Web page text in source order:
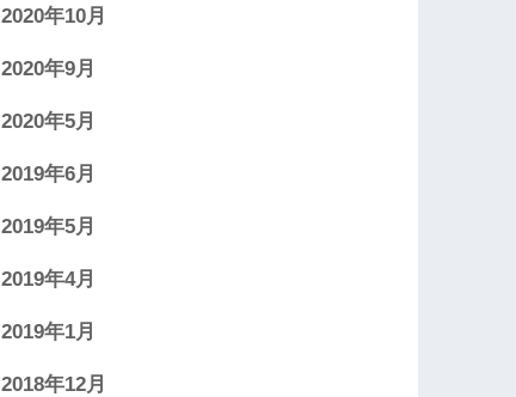
2020年10月
2020年9月
2020年5月
2019年6月
2019年5月
2019年4月
2019年1月
2018年12月